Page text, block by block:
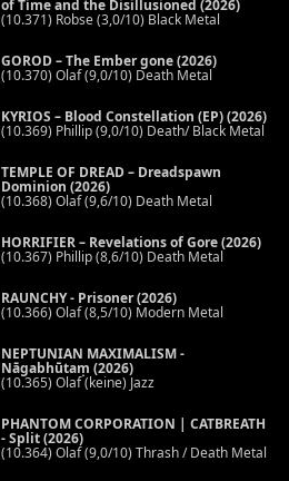
of Time and the Disillusioned (2026)
(10.371) Robse (3,0/10) Black Metal
GOROD – The Ember gone (2026)
(10.370) Olaf (9,0/10) Death Metal
KYRIOS – Blood Constellation (EP) (2026)
(10.369) Phillip (9,0/10) Death/ Black Metal
TEMPLE OF DREAD – Dreadspawn
Dominion (2026)
(10.368) Olaf (9,6/10) Death Metal
HORRIFIER – Revelations of Gore (2026)
(10.367) Phillip (8,6/10) Death Metal
RAUNCHY - Prisoner (2026)
(10.366) Olaf (8,5/10) Modern Metal
NEPTUNIAN MAXIMALISM -
Nāgabhūtaṃ (2026)
(10.365) Olaf (keine) Jazz
PHANTOM CORPORATION | CATBREATH
- Split (2026)
(10.364) Olaf (9,0/10) Thrash / Death Metal